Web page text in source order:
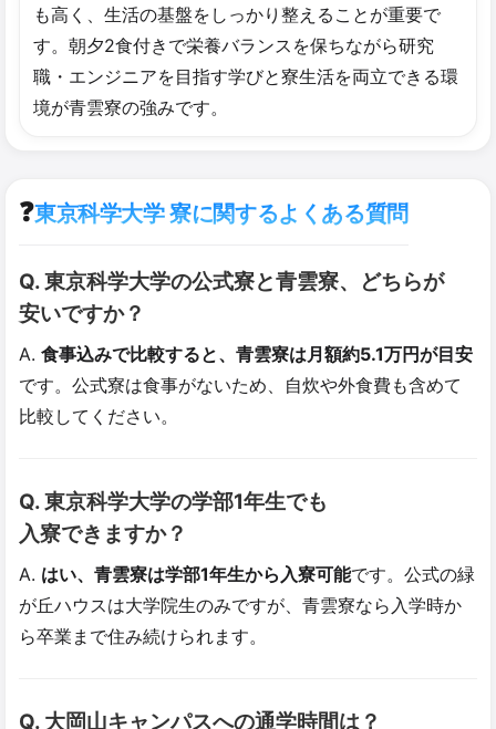
も高く、生活の基盤をしっかり整えることが重要で
す。朝夕2食付きで栄養バランスを保ちながら研究
職・エンジニアを目指す学びと寮生活を両立できる環
境が青雲寮の強みです。
❓東京科学大学 寮に関するよくある質問
Q. 東京科学大学の​公式寮と​青雲寮、​どちらが​
安いですか？
A. 食事込みで比較すると、青雲寮は月額約5.1万円が目安
です。公式寮は食事がないため、自炊や外食費も含めて
比較してください。
Q. 東京科学大学の​学部​1年生でも​
入寮できますか？
A. はい、青雲寮は学部1年生から入寮可能です。公式の緑
が丘ハウスは大学院生のみですが、青雲寮なら入学時か
ら卒業まで住み続けられます。
Q. 大岡山キャンパスへの​通学時間は？